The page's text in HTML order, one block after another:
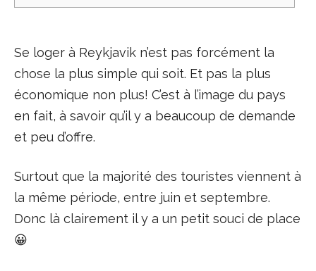
Se loger à Reykjavik n’est pas forcément la
chose la plus simple qui soit. Et pas la plus
économique non plus! C’est à l’image du pays
en fait, à savoir qu’il y a beaucoup de demande
et peu d’offre.
Surtout que la majorité des touristes viennent à
la même période, entre juin et septembre.
Donc là clairement il y a un petit souci de place
😀